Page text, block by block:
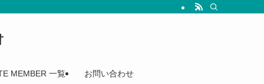
MEMBER 一覧 お問い合わせ